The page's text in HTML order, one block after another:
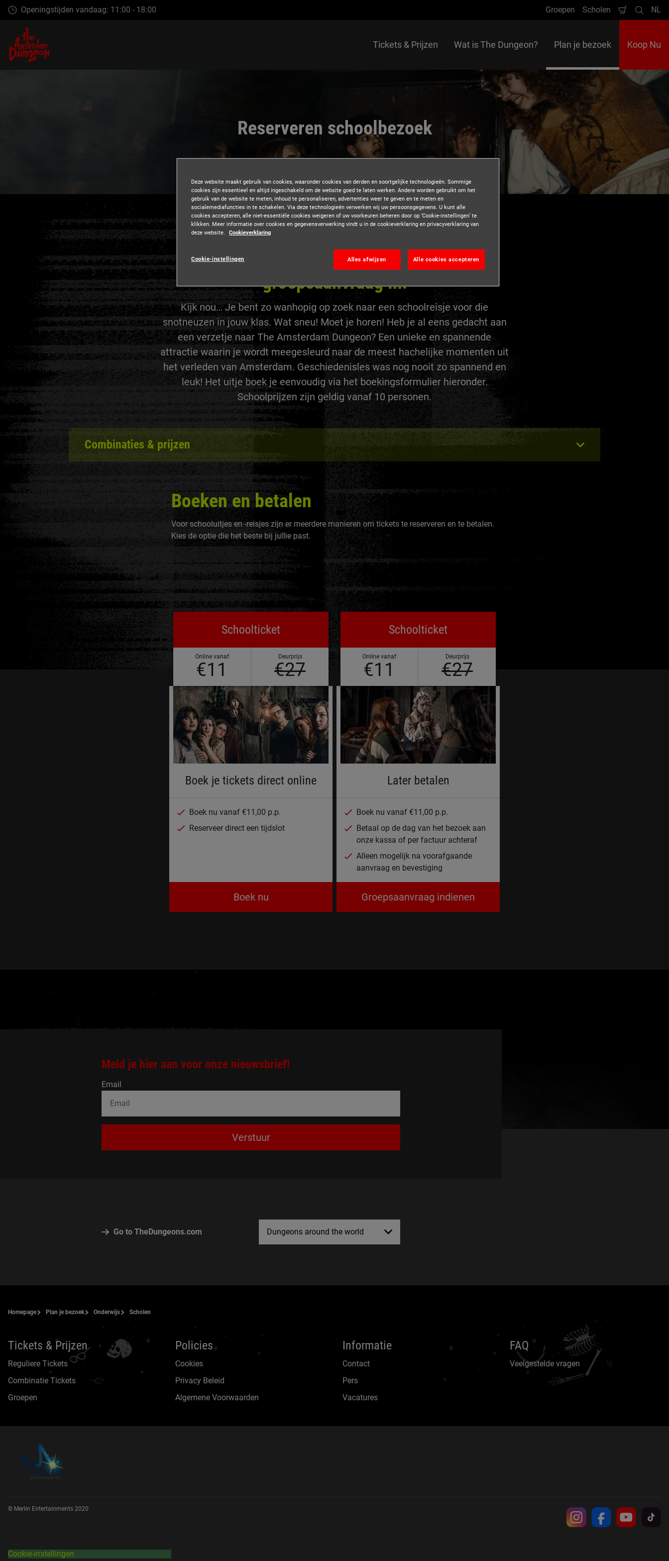
Skip
naar
conent
Openingstijden vandaag: 11:00 - 18:00 Groepen Scholen Zoeken
NL
Tickets & Prijzen Wat is The Dungeon? Plan je bezoek Koop Nu
Reserveren schoolbezoek
Boek direct je tickets online of dien een
groepsaanvraag in!
Kijk nou… Je bent zo wanhopig op zoek naar een schoolreisje voor die
snotneuzen in jouw klas. Wat sneu! Moet je horen! Heb je al eens gedacht aan
een verzetje naar The Amsterdam Dungeon? Een unieke en spannende
attractie waarin je wordt meegesleurd naar de meest hachelijke momenten uit
het verleden van Amsterdam. Geschiedenisles was nog nooit zo spannend en
leuk! Het uitje boek je eenvoudig via het boekingsformulier hieronder.
Schoolprijzen zijn geldig vanaf 10 personen.
Combinaties & prijzen
Boeken en betalen
Voor schooluitjes en -reisjes zijn er meerdere manieren om tickets te reserveren en te betalen.
Kies de optie die het beste bij jullie past.
Schoolticket
Online vanaf
€11
Deurprijs
€27
Boek je tickets direct online
Boek nu vanaf €11,00 p.p.
Reserveer direct een tijdslot
Boek nu
Schoolticket
Online vanaf
€11
Deurprijs
€27
Later betalen
Boek nu vanaf €11,00 p.p.
Betaal op de dag van het bezoek aan
onze kassa of per factuur achteraf
Alleen mogelijk na voorafgaande
aanvraag en bevestiging
Groepsaanvraag indienen
Meld je hier aan voor onze nieuwsbrief!
Email
Verstuur
Go to TheDungeons.com Dungeons around the world
Homepage Plan je bezoek Onderwijs Scholen
Tickets & Prijzen
Reguliere Tickets
Combinatie Tickets
Groepen
Policies
Cookies
Privacy Beleid
Algemene Voorwaarden
Informatie
Contact
Pers
Vacatures
FAQ
Veelgestelde vragen
© Merlin Entertainments 2020
Cookie-instellingen
Deze website maakt gebruik van cookies, waaronder cookies van derden en soortgelijke technologieën. Sommige
cookies zijn essentieel en altijd ingeschakeld om de website goed te laten werken. Andere worden gebruikt om het
gebruik van de website te meten, inhoud te personaliseren, advertenties weer te geven en te meten en
socialemediafuncties in te schakelen. Via deze technologieën verwerken wij uw persoonsgegevens. U kunt alle
cookies accepteren, alle niet-essentiële cookies weigeren of uw voorkeuren beheren door op ‘Cookie-instellingen’ te
klikken. Meer informatie over cookies en gegevensverwerking vindt u in de cookieverklaring en privacyverklaring van
deze website.
Cookieverklaring
Cookie-instellingen Alles afwijzen Alle cookies accepteren